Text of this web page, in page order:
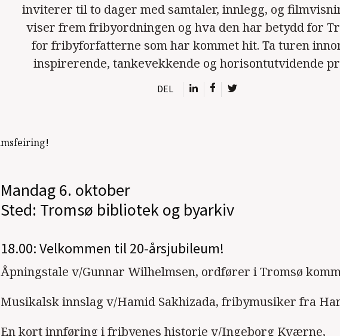
inviterer til to dager med samtaler, innlegg, og
viser frem fribyordningen og hva den har betydd for
for fribyforfatterne som har kommet hit. Ta turen
inspirerende, tankevekkende og horisontutvidende
DEL
Mandag 6. oktober
Sted: Tromsø bibliotek og byarkiv
18.00: Velkommen til 20-årsjubileum!
Åpningstale v/Gunnar Wilhelmsen, ordfører i Tromsø
Musikalsk innslag v/Hamid Sakhizada, fribymusiker fra
En kort innføring i fribyenes historie v/Ingeborg Kværne,